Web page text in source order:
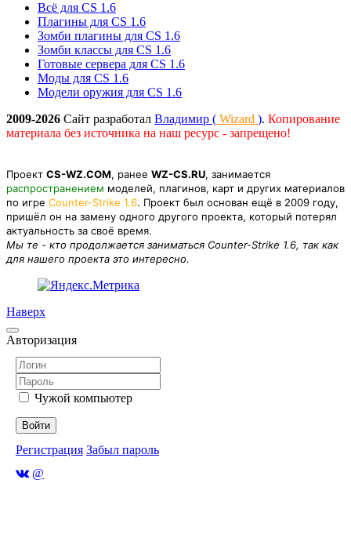
Всё для CS 1.6
Плагины для CS 1.6
Зомби плагины для CS 1.6
Зомби классы для CS 1.6
Готовые сервера для CS 1.6
Моды для CS 1.6
Модели оружия для CS 1.6
2009-2026 Сайт разработал Владимир ( Wizard ). Копирование
материала без источника на наш ресурс - запрещено!
Проект CS-WZ.COM, ранее WZ-CS.RU, занимается
распространением моделей, плагинов, карт и других материалов
по игре Counter-Strike 1.6. Проект был основан ещё в 2009 году,
пришёл он на замену одного другого проекта, который потерял
актуальность за своё время.
Мы те - кто продолжается заниматься Counter-Strike 1.6, так как
для нашего проекта это интересно.
Наверх
Авторизация
Чужой компьютер
Войти
Регистрация Забыл пароль
@